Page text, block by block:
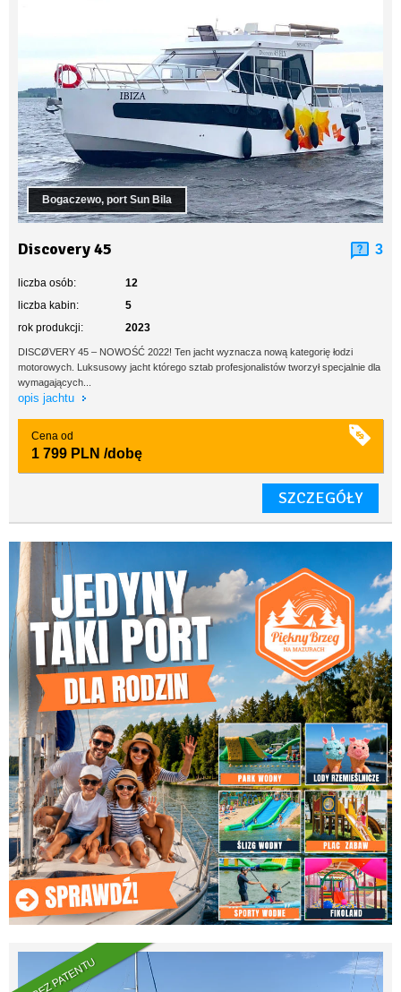
Bogaczewo, port Sun Bila
Discovery 45 3
liczba osób:
12
liczba kabin:
5
rok produkcji:
2023
DISCØVERY 45 – NOWOŚĆ 2022! Ten jacht wyznacza nową kategorię łodzi
motorowych. Luksusowy jacht którego sztab profesjonalistów tworzył specjalnie dla
wymagających...
opis jachtu
Cena od
1 799 PLN /dobę
SZCZEGÓŁY
BEZ PATENTU